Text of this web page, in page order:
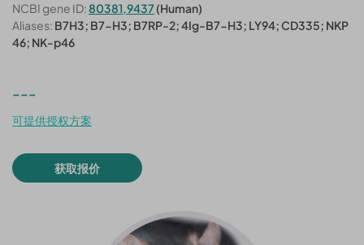
NCBI gene ID:80381,9437(Human)
Aliases: B7H3; B7-H3; B7RP-2; 4Ig-B7-H3; LY94; CD335; NKP
46; NK-p46
---
可提供授权方案
获取报价